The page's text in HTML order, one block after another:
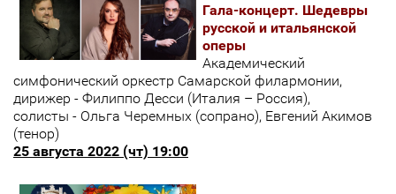
Гала-концерт. Шедевры
русской и итальянской
оперы
Академический
симфонический оркестр Самарской филармонии,
дирижер - Филиппо Десси (Италия – Россия),
солисты - Ольга Черемных (сопрано), Евгений Акимов
(тенор)
25 августа 2022 (чт) 19:00